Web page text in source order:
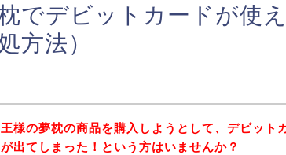
でデビットカードが使
方法）
王様の夢枕の商品を購入しようとして、デビット
が出てしまった！という方はいませんか？